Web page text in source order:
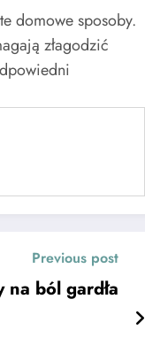
domowe sposoby.
złagodzić
Previous post
na ból gardła